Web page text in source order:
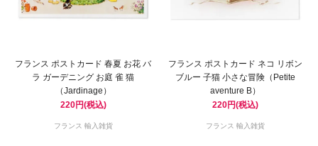
フランス ポストカード 春夏 お花 バ
ラ ガーデニング お庭 雀 猫
（Jardinage）
220円(税込)
フランス 輸入雑貨
フランス ポストカード ネコ リボン
ブルー 子猫 小さな冒険（Petite
aventure B）
220円(税込)
フランス 輸入雑貨